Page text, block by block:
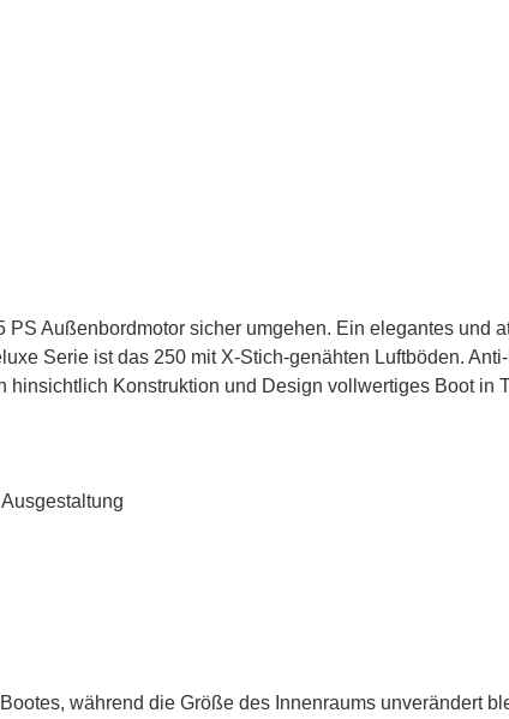
Außenbordmotor sicher umgehen. Ein elegantes und
Serie ist das 250 mit X-Stich-genähten Luftböden.
Konstruktion und Design vollwertiges Boot in
während die Größe des Innenraums unverändert